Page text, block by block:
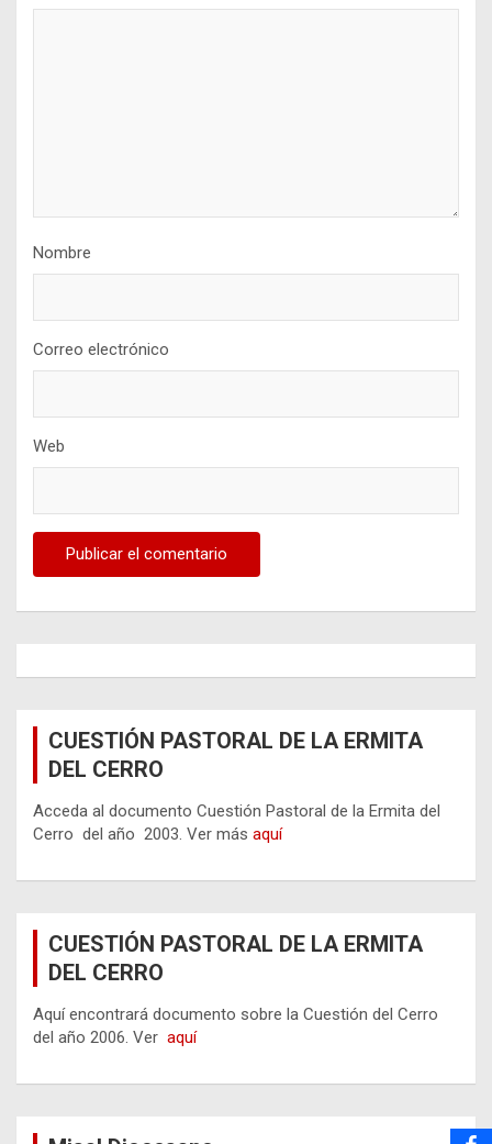
Nombre
Correo electrónico
Web
CUESTIÓN PASTORAL DE LA ERMITA
DEL CERRO
Acceda al documento Cuestión Pastoral de la Ermita del
Cerro del año 2003. Ver más aquí
CUESTIÓN PASTORAL DE LA ERMITA
DEL CERRO
Aquí encontrará documento sobre la Cuestión del Cerro
del año 2006. Ver aquí